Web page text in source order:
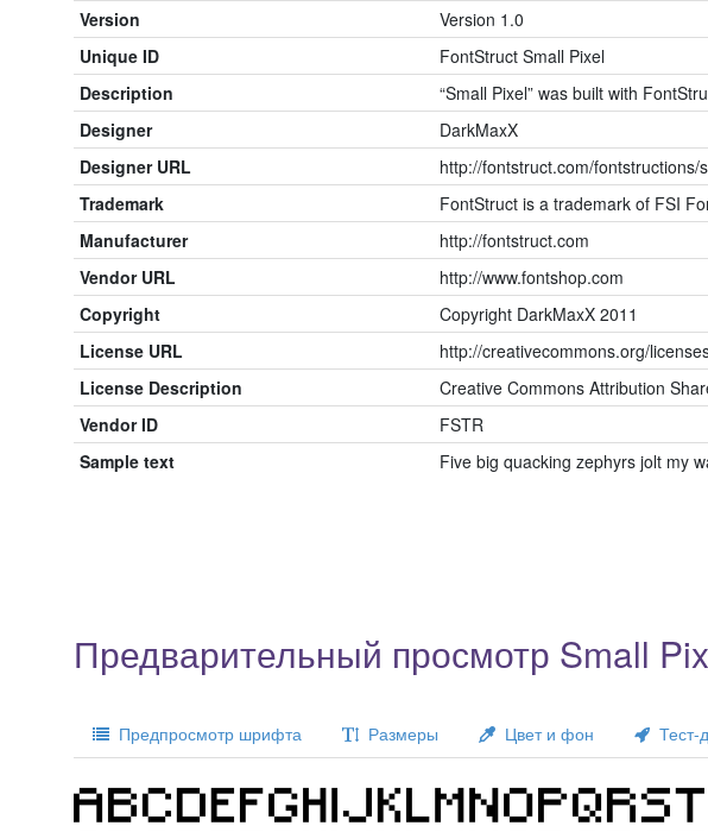
Version
Version 1.0
Unique ID
FontStruct Small Pixel
Description
“Small Pixel” was built with
Designer
DarkMaxX
Designer URL
http://fontstruct.com/fontstructions/
Trademark
FontStruct is a trademark of FSI
Manufacturer
http://fontstruct.com
Vendor URL
http://www.fontshop.com
Copyright
Copyright DarkMaxX 2011
License URL
http://creativecommons.org/
License Description
Creative Commons Attribution
Vendor ID
FSTR
Sample text
Five big quacking zephyrs jolt my
Предварительный просмотр Small
Предпросмотр шрифта Размеры Цвет и фон Тест-